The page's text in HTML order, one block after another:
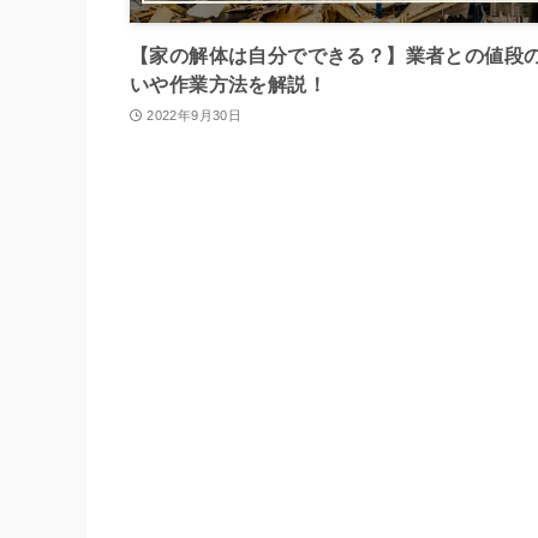
【家の解体は自分でできる？】業者との値段
いや作業方法を解説！
2022年9月30日